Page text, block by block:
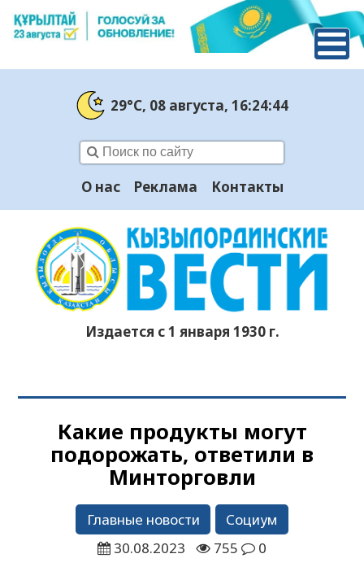
29°C, 08 августа, 16:24:44
О нас Реклама Контакты
Издается с 1 января 1930 г.
Какие продукты могут
подорожать, ответили в
Минторговли
Главные новости
Социум
30.08.2023
755 0